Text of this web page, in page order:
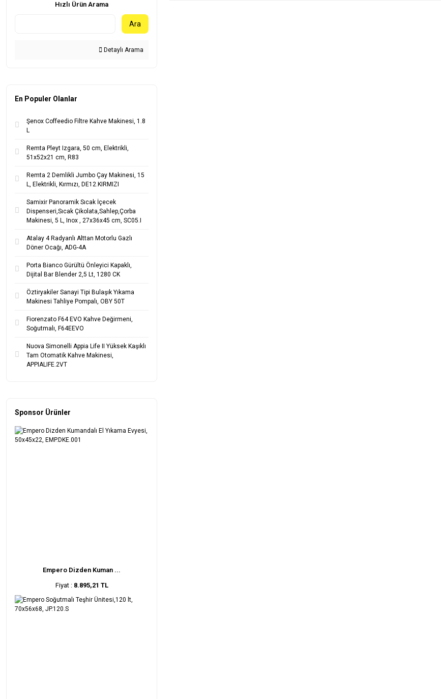
Hızlı Ürün Arama
Ara
Detaylı Arama
En Populer Olanlar
Şenox Coffeedio Filtre Kahve Makinesi, 1.8
L
Remta Pleyt Izgara, 50 cm, Elektrikli,
51x52x21 cm, R83
Remta 2 Demlikli Jumbo Çay Makinesi, 15
L, Elektrikli, Kırmızı, DE12.KIRMIZI
Samixir Panoramik Sıcak İçecek
Dispenseri,Sıcak Çikolata,Sahlep,Çorba
Makinesi, 5 L, Inox , 27x36x45 cm, SC05.I
Atalay 4 Radyanlı Alttan Motorlu Gazlı
Döner Ocağı, ADG-4A
Porta Bianco Gürültü Önleyici Kapaklı,
Dijital Bar Blender 2,5 Lt, 1280 CK
Öztiryakiler Sanayi Tipi Bulaşık Yıkama
Makinesi Tahliye Pompalı, OBY 50T
Fiorenzato F64 EVO Kahve Değirmeni,
Soğutmalı, F64EEVO
Nuova Simonelli Appia Life II Yüksek Kaşıklı
Tam Otomatik Kahve Makinesi,
APPIALIFE.2VT
Sponsor Ürünler
Empero Dizden Kuman ...
Fiyat : 8.895,21 TL